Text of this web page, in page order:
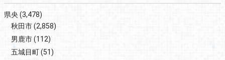
県央(3,478)
秋田市(2,858)
男鹿市(112)
五城目町(51)